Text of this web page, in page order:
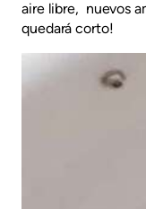
aire libre, nuevos
quedará corto!